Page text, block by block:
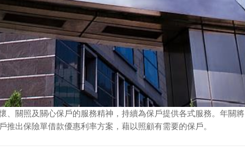
關照及關心保戶的服務精神，持續為保戶提供各式服務。年關將
出保險單借款優惠利率方案，藉以照顧有需要的保戶。